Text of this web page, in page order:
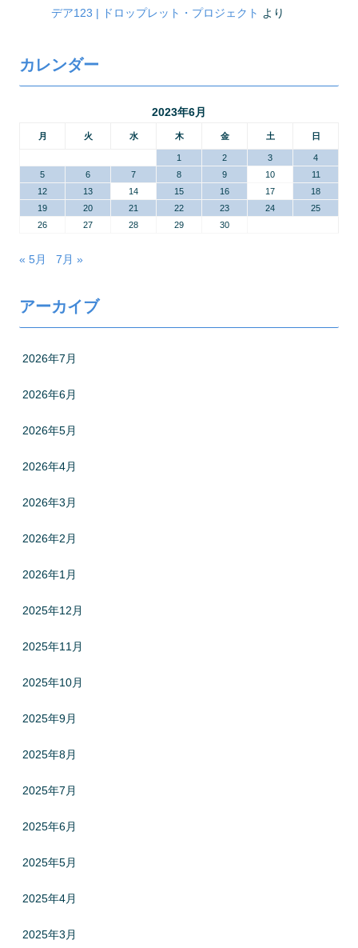
デア123 | ドロップレット・プロジェクト より
カレンダー
2023年6月
月 火 水 木 金 土 日
1 2 3
4
5
6 7 8 9 10
11
12
13 14 15 16 17
18
19
20 21 22 23 24
25
26
27 28 29 30
« 5月 7月 »
アーカイブ
2026年7月
2026年6月
2026年5月
2026年4月
2026年3月
2026年2月
2026年1月
2025年12月
2025年11月
2025年10月
2025年9月
2025年8月
2025年7月
2025年6月
2025年5月
2025年4月
2025年3月